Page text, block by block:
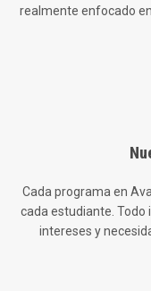
realmente enfocado
Cada programa en
cada estudiante. Todo
intereses y